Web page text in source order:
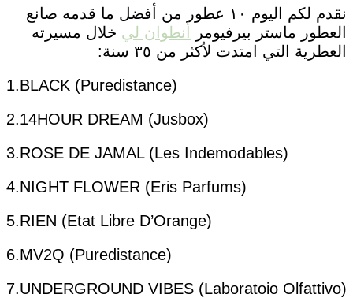
نقدم لكم اليوم ١٠ عطور من أفضل ما قدمه صانع
العطور ماستر بيرفيومر
أنطوان لي خلال مسيرته
العطرية التي امتدت لأكثر من ٣٥ سنة:
1.BLACK (Puredistance)
2.14HOUR DREAM (Jusbox)
3.ROSE DE JAMAL (Les Indemodables)
4.NIGHT FLOWER (Eris Parfums)
5.RIEN (Etat Libre D’Orange)
6.MV2Q (Puredistance)
7.UNDERGROUND VIBES (Laboratoio Olfattivo)